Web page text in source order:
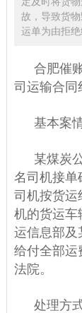
故，导致货
运单为由拒
合肥催
司运输合同
基本案
某煤炭
名司机接单
司机按货运
机的货运车
运信息部及
给付全部运
法院。
处理方